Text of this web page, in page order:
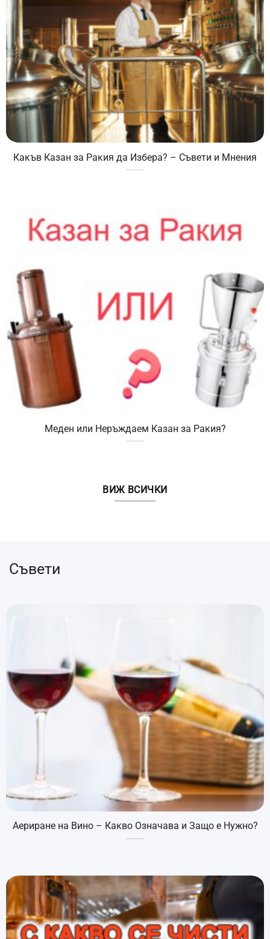
Какъв Казан за Ракия да Избера? – Съвети и Мнения
Меден или Неръждаем Казан за Ракия?
ВИЖ ВСИЧКИ
Съвети
Аериране на Вино – Какво Означава и Защо е Нужно?